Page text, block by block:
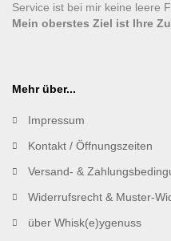
Service ist bei mir keine leere
Mein oberstes Ziel ist Ihre
Mehr über...
Impressum
Kontakt / Öffnungszeiten
Versand- &
Widerrufsrecht & Muster-
über Whisk(e)ygenuss